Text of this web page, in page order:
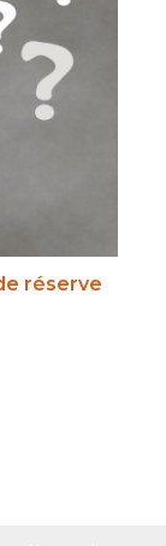
réserve